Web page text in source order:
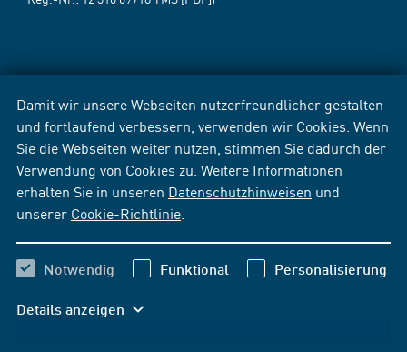
Damit wir unsere Webseiten nutzerfreundlicher gestalten
und fortlaufend verbessern, verwenden wir Cookies. Wenn
Sie die Webseiten weiter nutzen, stimmen Sie dadurch der
Verwendung von Cookies zu. Weitere Informationen
erhalten Sie in unseren Datenschutzhinweisen und
unserer Cookie-Richtlinie
Notwendig Funktional Personalisierung
Details anzeigen